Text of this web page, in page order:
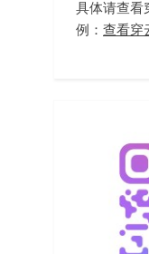
具体请查看
例： 查看穿